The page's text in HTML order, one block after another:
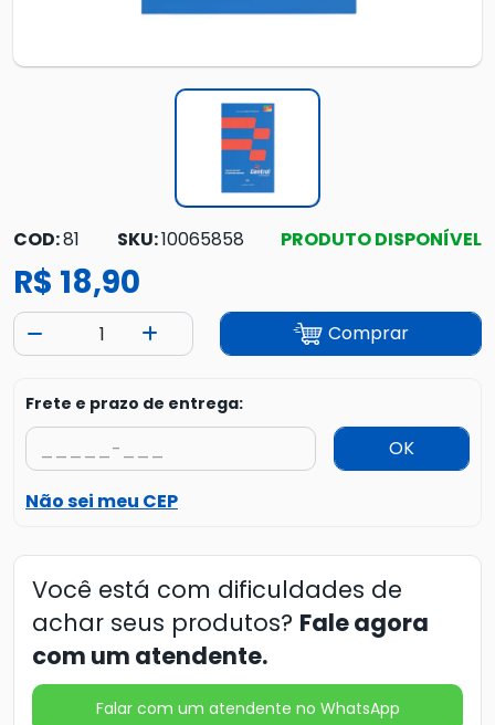
COD:81 SKU:10065858 PRODUTO DISPONÍVEL
R$ 18,90
Comprar
Frete e prazo de entrega:
OK
Não sei meu CEP
Você está com dificuldades de
achar seus produtos? Fale agora
com um atendente.
Falar com um atendente no WhatsApp